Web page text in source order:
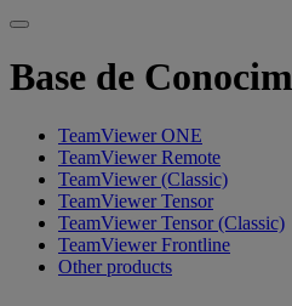
Base de
TeamViewer ONE
TeamViewer Remote
TeamViewer (Classic)
TeamViewer Tensor
TeamViewer Tensor (Classic)
TeamViewer Frontline
Other products